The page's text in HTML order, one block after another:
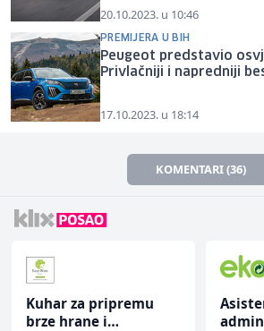
20.10.2023. u 10:46
PREMIJERA U BIH
Peugeot predstavio
Privlačniji i napredniji
17.10.2023. u 18:14
KOMENTARI (36)
Kuhar za pripremu
brze hrane i